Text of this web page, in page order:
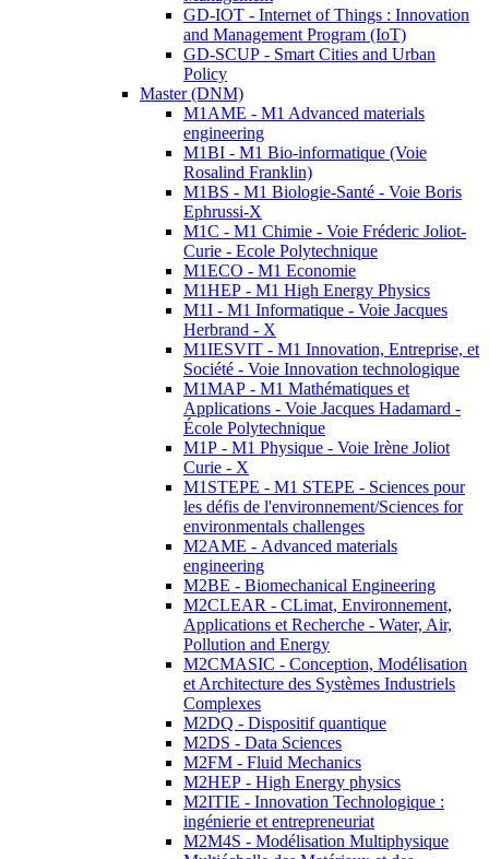
GD-IOT - Internet of Things : Innovation
and Management Program (IoT)
GD-SCUP - Smart Cities and Urban
Policy
Master (DNM)
M1AME - M1 Advanced materials
engineering
M1BI - M1 Bio-informatique (Voie
Rosalind Franklin)
M1BS - M1 Biologie-Santé - Voie Boris
Ephrussi-X
M1C - M1 Chimie - Voie Fréderic Joliot-
Curie - Ecole Polytechnique
M1ECO - M1 Economie
M1HEP - M1 High Energy Physics
M1I - M1 Informatique - Voie Jacques
Herbrand - X
M1IESVIT - M1 Innovation, Entreprise, et
Société - Voie Innovation technologique
M1MAP - M1 Mathématiques et
Applications - Voie Jacques Hadamard -
École Polytechnique
M1P - M1 Physique - Voie Irène Joliot
Curie - X
M1STEPE - M1 STEPE - Sciences pour
les défis de l'environnement/Sciences for
environmentals challenges
M2AME - Advanced materials
engineering
M2BE - Biomechanical Engineering
M2CLEAR - CLimat, Environnement,
Applications et Recherche - Water, Air,
Pollution and Energy
M2CMASIC - Conception, Modélisation
et Architecture des Systèmes Industriels
Complexes
M2DQ - Dispositif quantique
M2DS - Data Sciences
M2FM - Fluid Mechanics
M2HEP - High Energy physics
M2ITIE - Innovation Technologique :
ingénierie et entrepreneuriat
M2M4S - Modélisation Multiphysique